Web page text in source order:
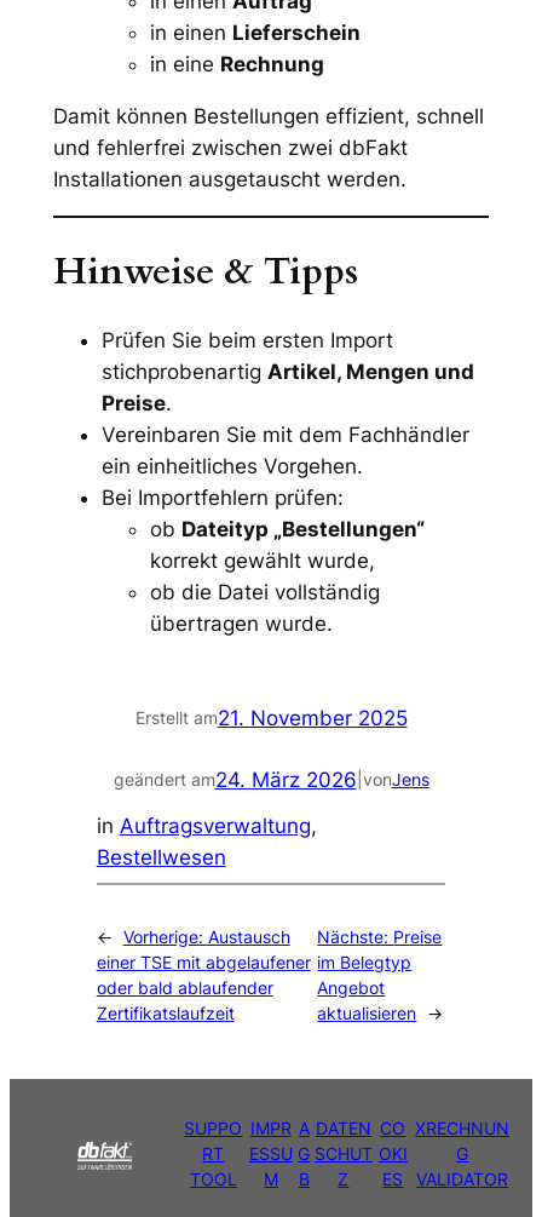
in einen Lieferschein
in eine Rechnung
Damit können Bestellungen effizient, schnell
und fehlerfrei zwischen zwei dbFakt
Installationen ausgetauscht werden.
Hinweise & Tipps
Prüfen Sie beim ersten Import
stichprobenartig Artikel, Mengen und
Preise.
Vereinbaren Sie mit dem Fachhändler
ein einheitliches Vorgehen.
Bei Importfehlern prüfen:
ob Dateityp „Bestellungen“
korrekt gewählt wurde,
ob die Datei vollständig
übertragen wurde.
Erstellt am21. November 2025
geändert am24. März 2026 vonJens
in Auftragsverwaltung
Bestellwesen
← Vorherige: Austausch
einer TSE mit abgelaufener
oder bald ablaufender
Zertifikatslaufzeit
Nächste: Preise
im Belegtyp
Angebot
aktualisieren →
SUPPO
RT
TOOL
IMPR
ESSU
M
A
G
B
DATEN
SCHUT
Z
CO
OKI
ES
XRECHNUN
G
VALIDATOR